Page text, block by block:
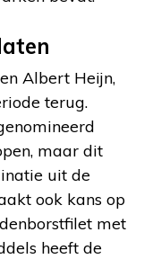
Albert Heijn,
terug.
maar dit
uit de
ook kans op
met
heeft de